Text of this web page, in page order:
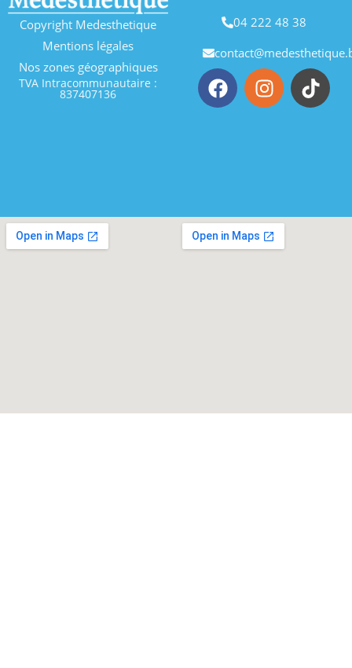
Copyright Medesthetique
Mentions légales
Nos zones géographiques
TVA Intracommunautaire :
837407136
04 222 48 38